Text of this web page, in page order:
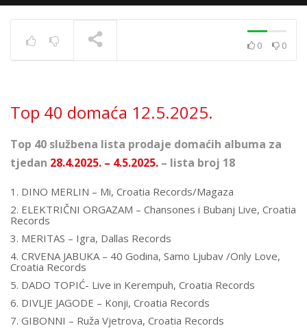
0 0
Top 40 domaća 12.5.2025.
Top 40 službena lista prodaje domaćih albuma za
tjedan 28.4.2025. – 4.5.2025. – lista broj 18
1. DINO MERLIN – Mi, Croatia Records/Magaza
2. ELEKTRIČNI ORGAZAM – Chansones i Bubanj Live, Croatia
Records
3. MERITAS – Igra, Dallas Records
4. CRVENA JABUKA – 40 Godina, Samo Ljubav /Only Love,
Croatia Records
5. DADO TOPIĆ- Live in Kerempuh, Croatia Records
6. DIVLJE JAGODE – Konji, Croatia Records
7. GIBONNI – Ruža Vjetrova, Croatia Records